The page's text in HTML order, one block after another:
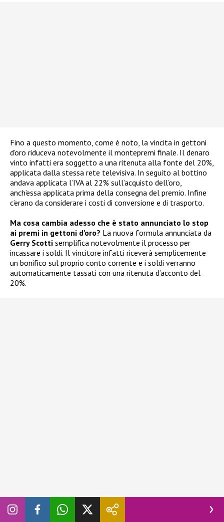
Fino a questo momento, come è noto, la vincita in gettoni
d’oro riduceva notevolmente il montepremi finale. Il denaro
vinto infatti era soggetto a una ritenuta alla fonte del 20%,
applicata dalla stessa rete televisiva. In seguito al bottino
andava applicata l’IVA al 22% sull’acquisto dell’oro,
anch’essa applicata prima della consegna del premio. Infine
c’erano da considerare i costi di conversione e di trasporto.
Ma cosa cambia adesso che è stato annunciato lo stop
ai premi in gettoni d’oro? La nuova formula annunciata da
Gerry Scotti semplifica notevolmente il processo per
incassare i soldi. Il vincitore infatti riceverà semplicemente
un bonifico sul proprio conto corrente e i soldi verranno
automaticamente tassati con una ritenuta d’acconto del
20%.